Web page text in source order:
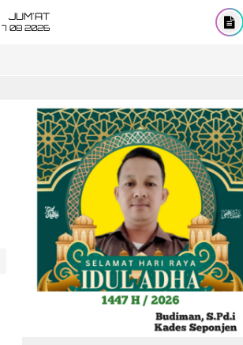
JUM'AT
7 08 2026